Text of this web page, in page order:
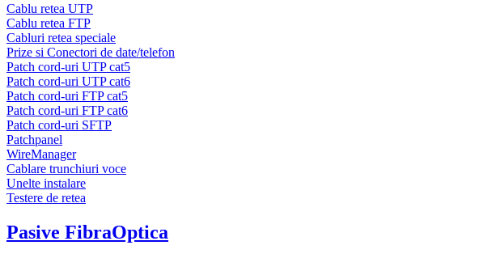
Cablu retea UTP
Cablu retea FTP
Cabluri retea speciale
Prize si Conectori de date/telefon
Patch cord-uri UTP cat5
Patch cord-uri UTP cat6
Patch cord-uri FTP cat5
Patch cord-uri FTP cat6
Patch cord-uri SFTP
Patchpanel
WireManager
Cablare trunchiuri voce
Unelte instalare
Testere de retea
Pasive FibraOptica